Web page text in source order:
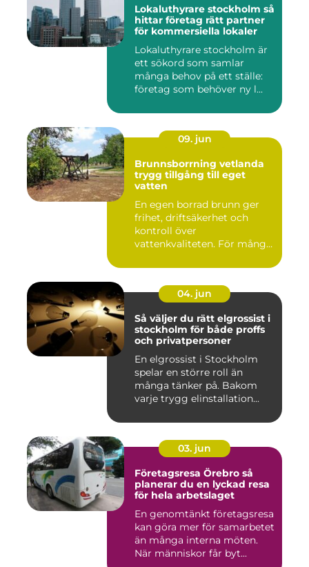
Lokaluthyrare stockholm så
hittar företag rätt partner
för kommersiella lokaler
Lokaluthyrare stockholm är
ett sökord som samlar
många behov på ett ställe:
företag som behöver ny l...
09. jun
Brunnsborrning vetlanda
trygg tillgång till eget
vatten
En egen borrad brunn ger
frihet, driftsäkerhet och
kontroll över
vattenkvaliteten. För många
04. jun
Så väljer du rätt elgrossist i
stockholm för både proffs
och privatpersoner
En elgrossist i Stockholm
spelar en större roll än
många tänker på. Bakom
varje trygg elinstallation...
03. jun
Företagsresa Örebro så
planerar du en lyckad resa
för hela arbetslaget
En genomtänkt företagsresa
kan göra mer för samarbetet
än många interna möten.
När människor får byt...